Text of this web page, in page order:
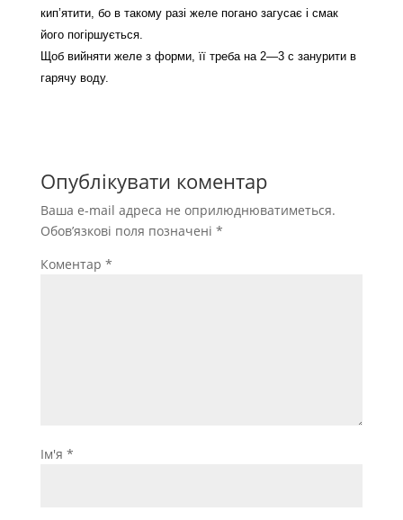
кип’ятити, бо в такому разі желе погано загусає і смак
його погіршується.
Щоб вийняти желе з форми, її треба на 2—3 с занурити в
гарячу воду.
Опублікувати коментар
Ваша e-mail адреса не оприлюднюватиметься.
Обов’язкові поля позначені *
Коментар *
Ім'я *